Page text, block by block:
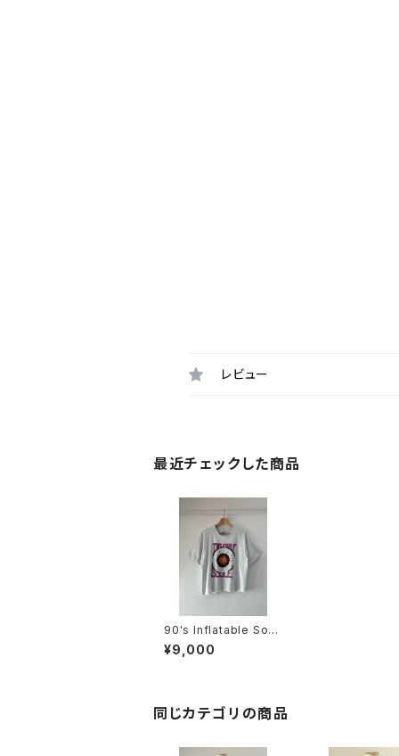
レビュー
最近チェックした商品
90's Inflatable Soul
e cutoff tee
¥9,000
同じカテゴリの商品